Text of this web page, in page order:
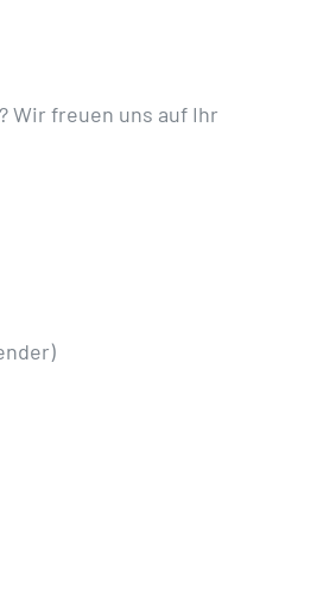
Wir freuen uns auf Ihr